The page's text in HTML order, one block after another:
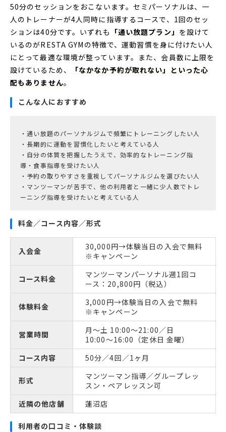
50分のセッションをおこないます。セミパーソナルは、一
人のトレーナーが4人同時に指導するコースで、1回のセッ
ションは40分です。いずれも 「通い放題プラン」 を設けて
いるのがRESTA GYMの特徴で、運動習慣を身に付けたい人
にとって最適な環境が整っています。また、会員数に上限を
設けているため、
「なかなか予約が取れない」といった心
配もありません。
こんな人におすすめ
・通い放題のパーソナルジムで頻繁にトレーニングしたい人
・長期的に運動を習慣化したいと考えている人
・自分の体質を把握したうえで、効率的なトレーニング指
導・食事指導を受けたい人
・予約の取りやすさを重視してパーソナルジムを選びたい人
・マンツーマンが苦手で、他の利用者と一緒に少人数でトレ
ーニング指導を受けたいと考えている人
料金／コース内容／形式
入会金
30,000円→体験当日の入会で無料
※キャンペーン
コース料金
マンツーマンパーソナル週1回コ
ース：20,800円（税込）
体験料金
3,000円→体験当日の入会で無料
※キャンペーン
営業時間
月〜土 10:00〜21:00／日
10:00〜16:00（定休日 金曜）
コース内容
50分／4回／1ヶ月
形式
マンツーマン指導／グループレッ
スン・ペアレッスン可
近隣の他店舗
蓮沼店
利用者の口コミ・体験談